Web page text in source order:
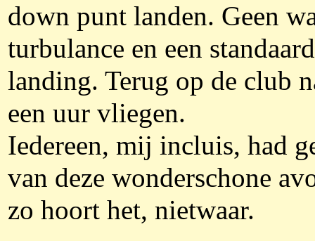
down punt landen. Geen
turbulance en een standaard
landing. Terug op de club
een uur vliegen.
Iedereen, mij incluis, had
van deze wonderschone
zo hoort het, nietwaar.